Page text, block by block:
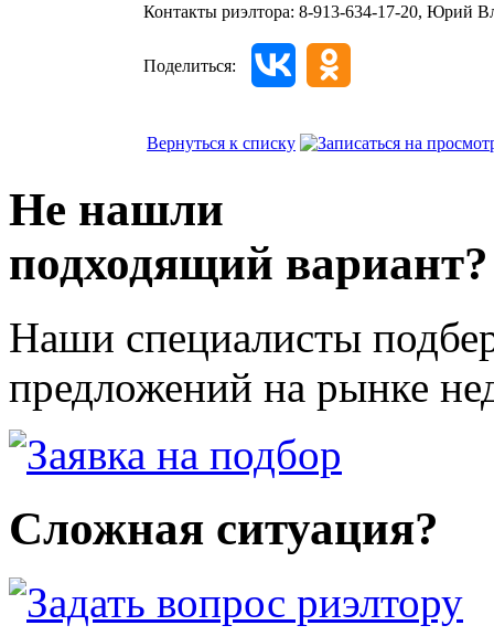
Контакты риэлтора: 8-913-634-17-20, Юрий
Поделиться:
Вернуться к списку
Не нашли
подходящий вариант?
Наши специалисты
предложений на рынке
Сложная ситуация?